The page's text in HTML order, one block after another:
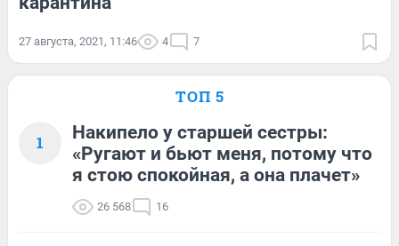
27 августа, 2021, 11:46 4 7
ТОП 5
1
Накипело у старшей сестры:
«Ругают и бьют меня, потому что
я стою спокойная, а она плачет»
26 568 16